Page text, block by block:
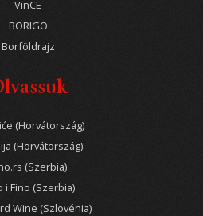
VinCE
BORIGO
Borföldrajz
(Horvátország)
(Horvátország)
(Szerbia)
i Fino (Szerbia)
Wine (Szlovénia)